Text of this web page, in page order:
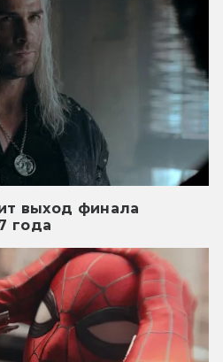
выход финала
года